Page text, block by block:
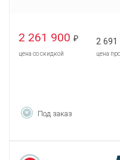
2 261 900 ₽
цена со скидкой
2 691
цена
Под заказ